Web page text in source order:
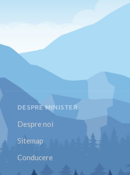
DESPRE MINISTER
Despre noi
Sitemap
Conducere